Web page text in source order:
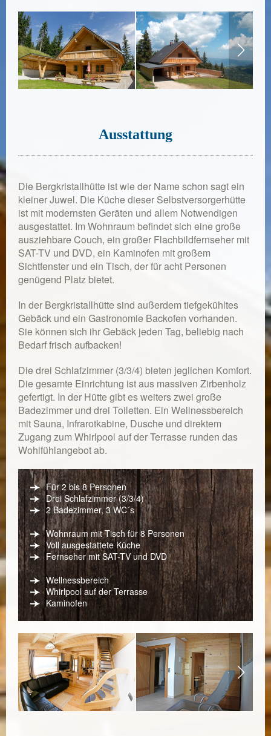
Ausstattung
Die Bergkristallhütte ist wie der Name schon sagt ein
kleiner Juwel. Die Küche dieser Selbstversorgerhütte
ist mit modernsten Geräten und allem Notwendigen
ausgestattet. Im Wohnraum befindet sich eine große
ausziehbare Couch, ein großer Flachbildfernseher mit
SAT-TV und DVD, ein Kaminofen mit großem
Sichtfenster und ein Tisch, der für acht Personen
genügend Platz bietet.
In der Bergkristallhütte sind außerdem tiefgekühltes
Gebäck und ein Gastronomie Backofen vorhanden.
Sie können sich ihr Gebäck jeden Tag, beliebig nach
Bedarf frisch aufbacken!
Die drei Schlafzimmer (3/3/4) bieten jeglichen Komfort.
Die gesamte Einrichtung ist aus massiven Zirbenholz
gefertigt. In der Hütte gibt es weiters zwei große
Badezimmer und drei Toiletten. Ein Wellnessbereich
mit Sauna, Infrarotkabine, Dusche und direktem
Zugang zum Whirlpool auf der Terrasse runden das
Wohlfühlangebot ab.
Für 2 bis 8 Personen
Drei Schlafzimmer (3/3/4)
2 Badezimmer, 3 WC´s
Wohnraum mit Tisch für 8 Personen
Voll ausgestattete Küche
Fernseher mit SAT-TV und DVD
Wellnessbereich
Whirlpool auf der Terrasse
Kaminofen